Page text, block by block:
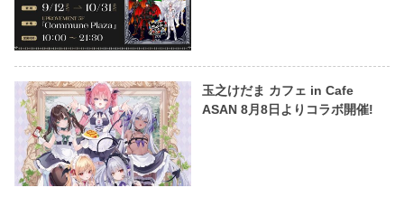
玉之けだま カフェ in Cafe
ASAN 8月8日よりコラボ開催!